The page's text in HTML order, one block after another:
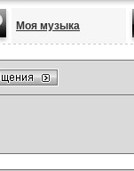
Моя музыка